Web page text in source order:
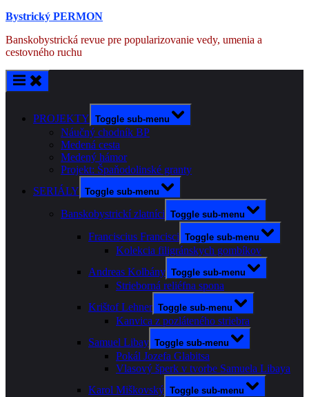
Bystrický PERMON
Banskobystrická revue pre popularizovanie vedy, umenia a
cestovného ruchu
PROJEKTY Toggle sub-menu
Náučný chodník BP
Medená cesta
Medený hámor
Projekt: Špaňodolinské granty
SERIÁLY Toggle sub-menu
Banskobystrickí zlatníci Toggle sub-menu
Franciscius Francisci Toggle sub-menu
Kolekcia filigránskych gombíkov
Andreas Kolbány Toggle sub-menu
Strieborná reliéfna spona
Krištof Lehner Toggle sub-menu
Kanvica z pozláteného striebra
Samuel Libay Toggle sub-menu
Pokál Jozefa Glabitsa
Vlasový šperk v tvorbe Samuela Libaya
Karol Miškovský Toggle sub-menu